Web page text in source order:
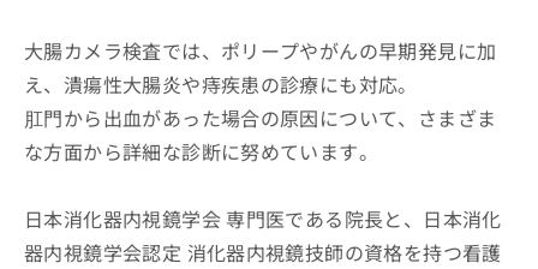
大腸カメラ検査では、ポリープやがんの早期発見に加
え、潰瘍性大腸炎や痔疾患の診療にも対応。
肛門から出血があった場合の原因について、さまざま
な方面から詳細な診断に努めています。
日本消化器内視鏡学会 専門医である院長と、日本消化
器内視鏡学会認定 消化器内視鏡技師の資格を持つ看護